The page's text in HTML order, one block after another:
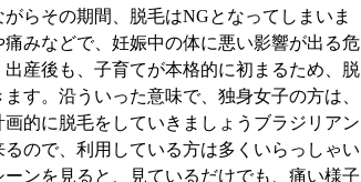
らその期間、脱毛はNGとなってしまいま
みなどで、妊娠中の体に悪い影響が出る危
産後も、子育てが本格的に初まるため、脱
す。沿ういった意味で、独身女子の方は、
的に脱毛をしていきましょうブラジリアン
ので、利用している方は多くいらっしゃい
ンを見ると、見ているだけでも、痛い様子